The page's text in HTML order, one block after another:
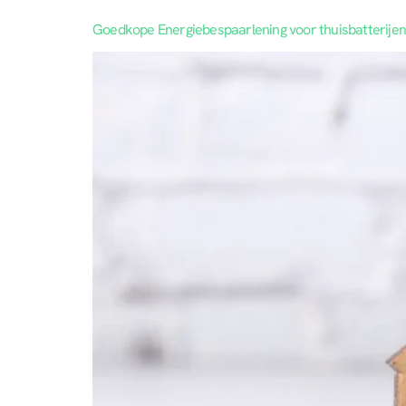
Goedkope Energiebespaarlening voor thuisbatterijen